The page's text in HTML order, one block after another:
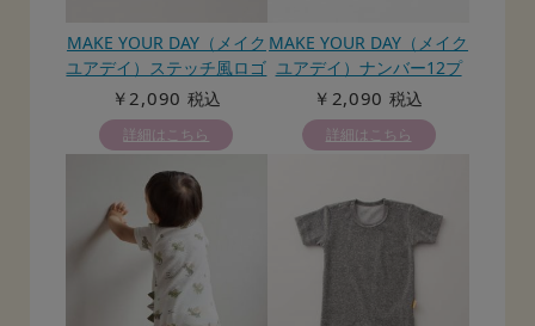
MAKE YOUR DAY（メイク
ユアデイ）ステッチ風ロゴ
プリントロンパース
￥2,090 税込
詳細はこちら
MAKE YOUR DAY（メイク
ユアデイ）ナンバー12プ
リントロンパース
￥2,090 税込
詳細はこちら